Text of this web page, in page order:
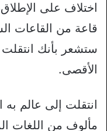
اختلاف على
قاعة من القاعات
ستشعر بأنك
الأقصى.
انتقلت إلى عالم
مألوف من اللغات